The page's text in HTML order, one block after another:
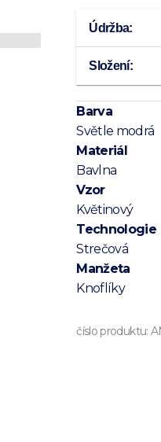
Údržba:
Složení:
Barva
Světle modrá
Materiál
Bavlna
Vzor
Květinový
Technologie
Strečová
Manžeta
Knoflíky
číslo produktu: